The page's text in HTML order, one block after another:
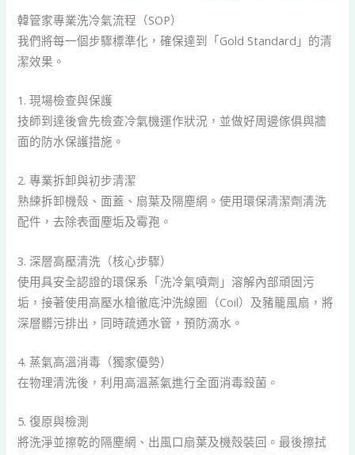
韓管家專業洗冷氣流程（SOP）
我們將每一個步驟標準化，確保達到「Gold Standard」的清
潔效果。
1. 現場檢查與保護
技師到達後會先檢查冷氣機運作狀況，並做好周邊傢俱與牆
面的防水保護措施。
2. 專業拆卸與初步清潔
熟練拆卸機殼、面蓋、扇葉及隔塵網。使用環保清潔劑清洗
配件，去除表面塵垢及霉孢。
3. 深層高壓清洗（核心步驟）
使用具安全認證的環保系「洗冷氣噴劑」溶解內部頑固污
垢，接著使用高壓水槍徹底沖洗線圈（Coil）及豬籠風扇，將
深層髒污排出，同時疏通水管，預防滴水。
4. 蒸氣高溫消毒（獨家優勢）
在物理清洗後，利用高溫蒸氣進行全面消毒殺菌。
5. 復原與檢測
將洗淨並擦乾的隔塵網、出風口扇葉及機殼裝回。最後擦拭